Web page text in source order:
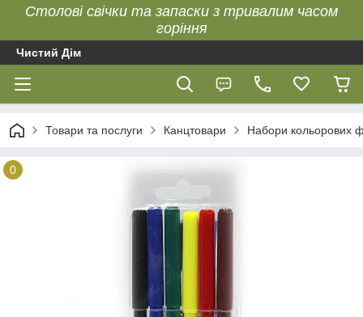
Столові свічки та запаски з тривалим часом
горіння
Чистий Дім
Товари та послуги Канцтовари Набори кольорових
0